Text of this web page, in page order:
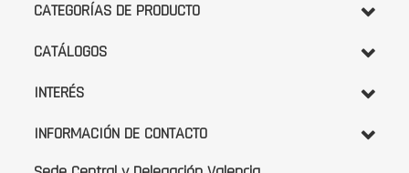
noticias:
CATEGORÍAS DE PRODUCTO
CATÁLOGOS
INTERÉS
INFORMACIÓN DE CONTACTO